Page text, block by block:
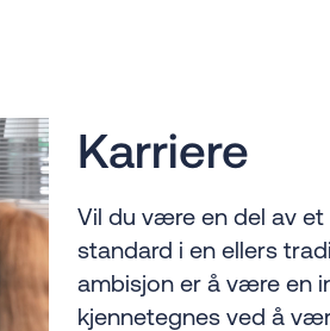
Karriere
Vil du være en del av
standard i en ellers
ambisjon er å være en
kjennetegnes ved å